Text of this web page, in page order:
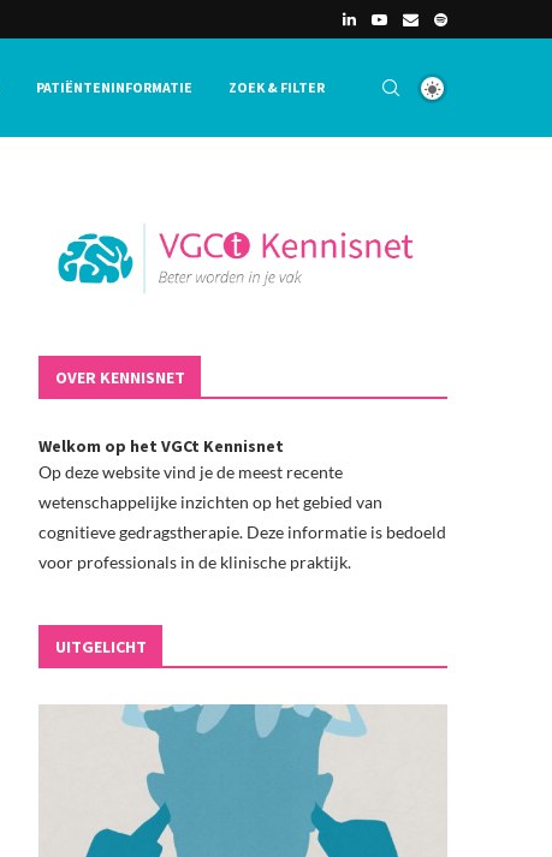
PATIËNTENINFORMATIE ZOEK & FILTER
OVER KENNISNET
Welkom op het VGCt Kennisnet
Op deze website vind je de meest recente
wetenschappelijke inzichten op het gebied van
cognitieve gedragstherapie. Deze informatie is bedoeld
voor professionals in de klinische praktijk.
UITGELICHT